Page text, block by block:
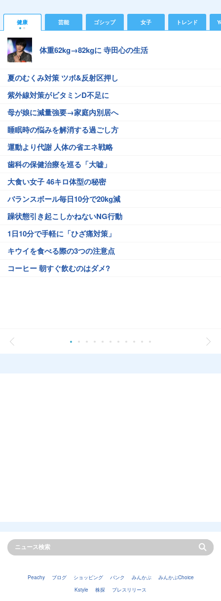
健康 芸能 ゴシップ 女子 トレンド
体重62kg→82kgに 寺田心の生活
夏のむくみ対策 ツボ&反射区押し
紫外線対策がビタミンD不足に
母が娘に減量強要→家庭内別居へ
睡眠時の悩みを解消する過ごし方
運動より代謝 人体の省エネ戦略
歯科の保健治療を巡る「大嘘」
大食い女子 46キロ体型の秘密
バランスボール毎日10分で20kg減
躁状態引き起こしかねないNG行動
1日10分で手軽に「ひざ痛対策」
キウイを食べる際の3つの注意点
コーヒー 朝すぐ飲むのはダメ?
Peachy ブログ ショッピング バンク みんかぶ
みんかぶChoice
Kstyle
株探 プレスリリース